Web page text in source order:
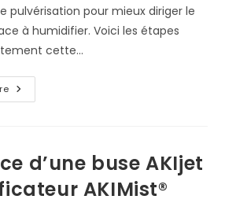
pulvérisation pour mieux diriger le
à humidifier. Voici les étapes
cette…
Comment
Installer
L’AKIMist®
« E »d’une buse AKIjet
AKIMist®